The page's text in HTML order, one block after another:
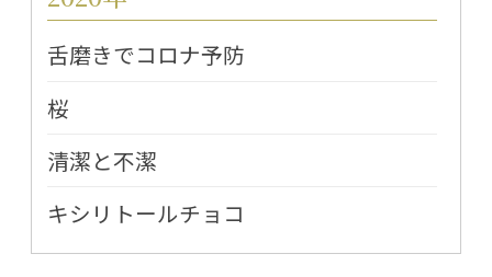
舌磨きでコロナ予防
桜
清潔と不潔
キシリトールチョコ